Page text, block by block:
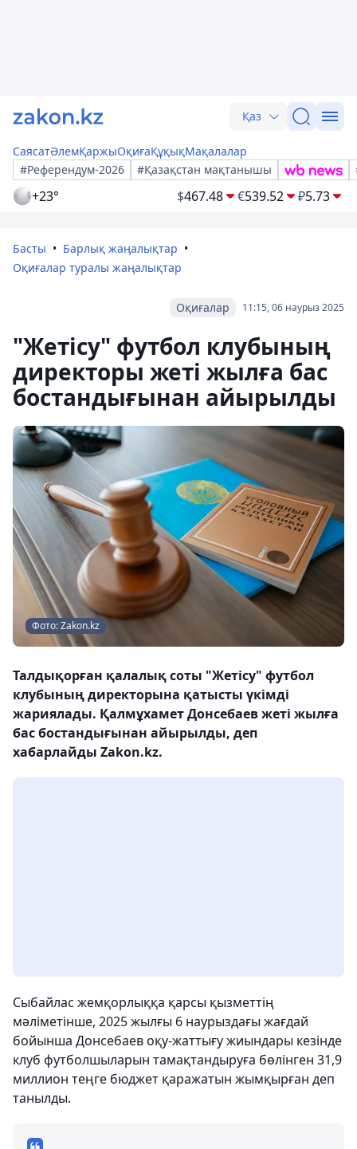
Қаз
СаясатӘлемҚаржыОқиғаҚұқықМақалалар
#Референдум-2026
#Қазақстан мақтанышы
+23° $467.48 €539.52 ₽5.73
Басты
Барлық жаңалықтар
Оқиғалар туралы жаңалықтар
11:15, 06 наурыз 2025
Оқиғалар
"Жетісу" футбол клубының
директоры жеті жылға бас
бостандығынан айырылды
Фото: Zakon.kz
Талдықорған қалалық соты "Жетісу" футбол
клубының директорына қатысты үкімді
жариялады. Қалмұхамет Донсебаев жеті жылға
бас бостандығынан айырылды, деп
хабарлайды Zakon.kz.
Сыбайлас жемқорлыққа қарсы қызметтің
мәліметінше, 2025 жылғы 6 наурыздағы жағдай
бойынша Донсебаев оқу-жаттығу жиындары кезінде
клуб футболшыларын тамақтандыруға бөлінген 31,9
миллион теңге бюджет қаражатын жымқырған деп
танылды.